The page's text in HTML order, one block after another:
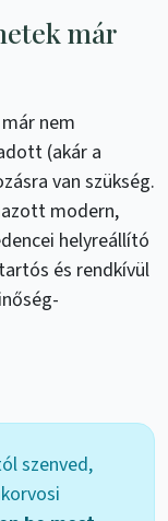
már
nem
(akár a
van szükség.
modern,
helyreállító
és rendkívül
szenved,